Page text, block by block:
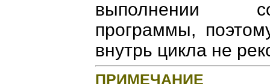
выполнении
программы,
внутрь цикла не
ПРИМЕЧАНИЕ